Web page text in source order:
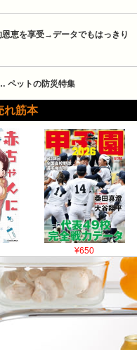
恵を享受→データでもはっきり
ペットの防災特集
れ筋本
¥650